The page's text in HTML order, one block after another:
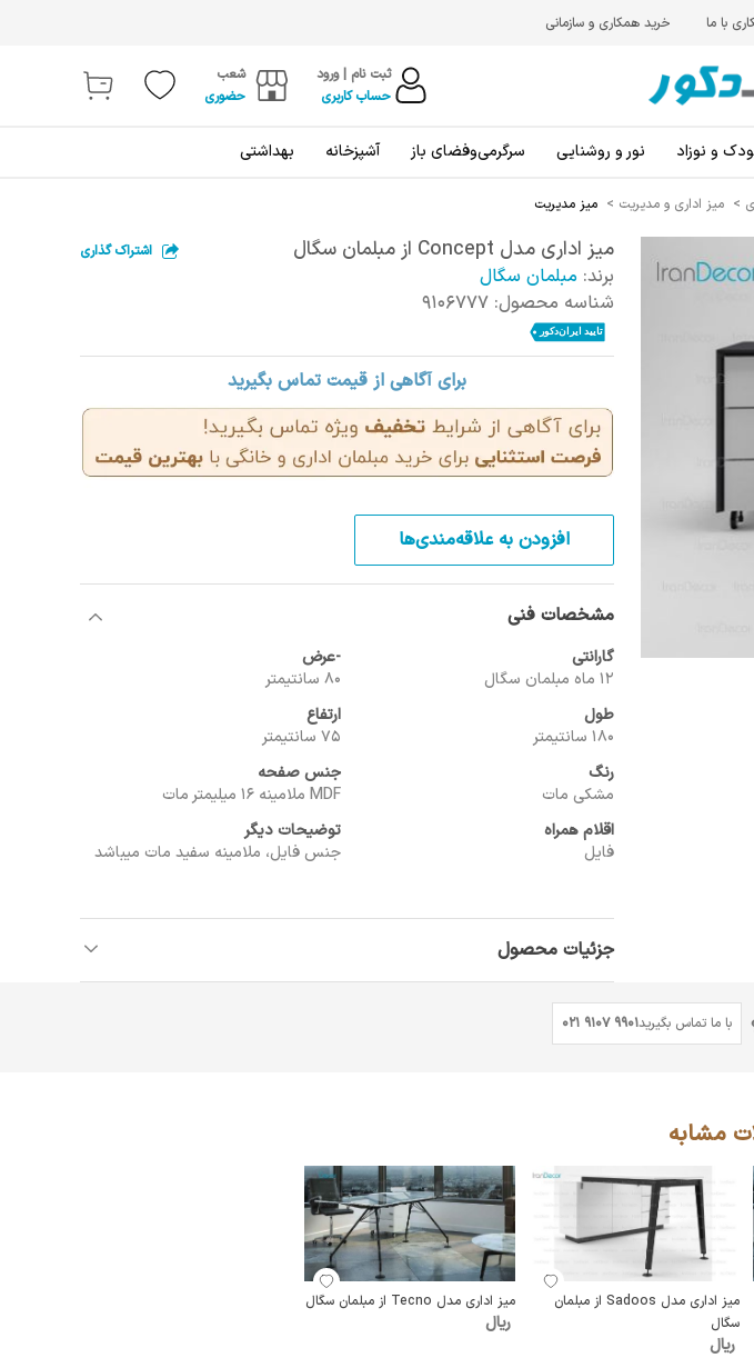
با ما خرید همکاری و سازمانی
ثبت نام | ورود
حساب کاربری
شعب
حضوری
و نوزاد نور و روشنایی سرگرمی‌و‌فضای باز آشپزخانه بهداشتی
> میز اداری و مدیریت > میز مدیریت
میز اداری مدل Concept از مبلمان سگال اشتراک گذاری
برند: مبلمان سگال
شناسه محصول: 9106777
برای آگاهی از قیمت تماس بگیرید
افزودن به علاقه‌مندی‌ها
مشخصات فنی
گارانتی
12 ماه مبلمان سگال
-عرض
80 سانتیمتر
طول
180 سانتیمتر
ارتفاع
75 سانتیمتر
رنگ
مشکی مات
جنس صفحه
MDF ملامینه 16 میلیمتر مات
اقلام همراه
فایل
توضیحات دیگر
جنس فایل، ملامینه سفید مات میباشد
جزئیات محصول
با ما تماس بگیرید021 9107 9901
مشابه
میز اداری مدل Sadoos از مبلمان
سگال
ریال
میز اداری مدل Tecno از مبلمان سگال
ریال